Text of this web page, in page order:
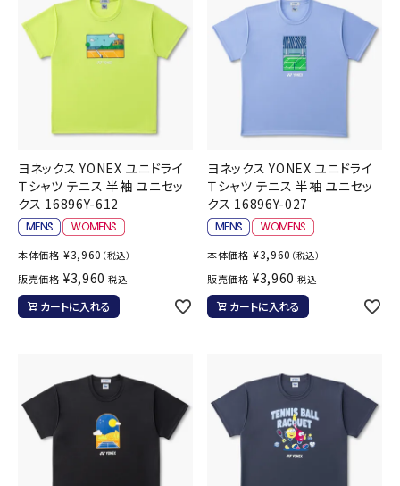
ヨネックス YONEX ユニドライ
Ｔシャツ テニス 半袖 ユニセッ
クス 16896Y-612
本体価格 ¥3,960 （税込）
販売価格 ¥3,960 税込
カートに入れる
ヨネックス YONEX ユニドライ
Ｔシャツ テニス 半袖 ユニセッ
クス 16896Y-027
本体価格 ¥3,960 （税込）
販売価格 ¥3,960 税込
カートに入れる